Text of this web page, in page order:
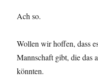
Ach so.
Wollen wir hoffen, dass
Mannschaft gibt, die das
könnten.